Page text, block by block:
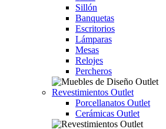
Sillón
Banquetas
Escritorios
Lámparas
Mesas
Relojes
Percheros
Revestimientos Outlet
Porcellanatos Outlet
Cerámicas Outlet